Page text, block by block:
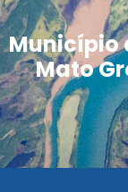
Município
Mato